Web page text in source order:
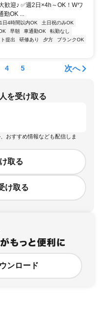
歓迎♪ ✅週2日×4h～OK！Wワ
OK ...
1日4時間以内OK
土日祝のみOK
早朝 車通勤OK
転勤なし
提出 研修あり 夕方
ブランクOK
4 5 次へ
を受け取る
おすすめ情報なども配信しま
取る
け取る
ンロード